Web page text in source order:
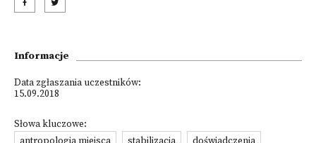
Informacje
Data zgłaszania uczestników:
15.09.2018
Słowa kluczowe: